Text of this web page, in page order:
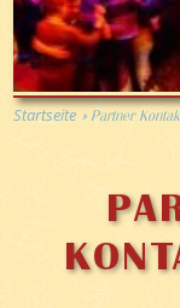
Startseite » Partner